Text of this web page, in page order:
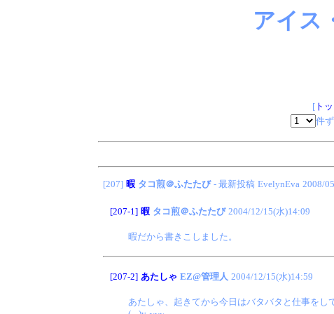
アイス
[ト
件
[207] 暇 タコ煎＠ふたたび - 最新投稿 EvelynEva 2008/
[207-1] 暇 タコ煎＠ふたたび 2004/12/15(水)14:09
暇だから書きこしました。
[207-2] あたしゃ EZ@管理人 2004/12/15(水)14:59
あたしゃ、起きてから今日はバタバタと仕事をし